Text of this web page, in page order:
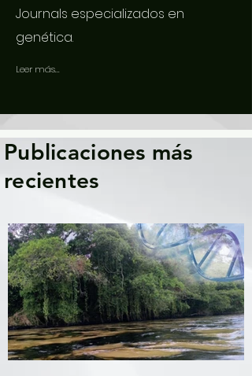
Journals especializados en
genética.
Leer más...
Publicaciones más
recientes